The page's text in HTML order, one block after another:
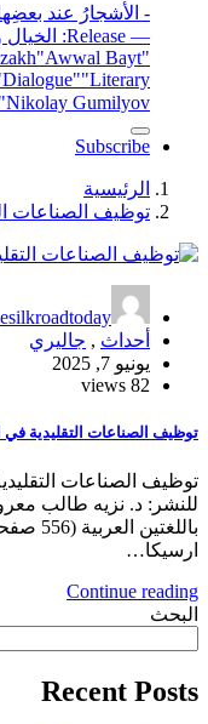
- الأشجارُ عند
— Release
: الخيال
"Awwal Bayt"
"Literary
"Nikolay Gumilyov و poet
Subscribe
الرئيسية
توظيف الصناعات
أحداث , جاليري
يونيو 7, 2025
82 views
توظيف الصناعات التقليدية
توظيف الصناعات
ارسيكا…
Continue reading
البحث
Recent Posts